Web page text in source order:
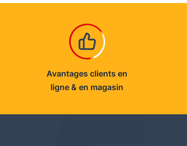
Avantages clients en
ligne & en magasin